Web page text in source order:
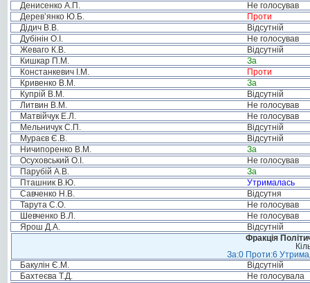
Денисенко А.П.
Не голосував
Дерев’янко Ю.Б.
Проти
Дідич В.В.
Відсутній
Дубінін О.І.
Не голосував
Жеваго К.В.
Відсутній
Кишкар П.М.
За
Констанкевич І.М.
Проти
Кривенко В.М.
За
Купрій В.М.
Відсутній
Литвин В.М.
Не голосував
Матвійчук Е.Л.
Не голосував
Мельничук С.П.
Відсутній
Мураєв Є.В.
Відсутній
Ничипоренко В.М.
За
Осуховський О.І.
Не голосував
Парубій А.В.
За
Пташник В.Ю.
Утрималась
Савченко Н.В.
Відсутня
Тарута С.О.
Не голосував
Шевченко В.Л.
Не голосував
Ярош Д.А.
Відсутній
Фракція
За:0 Проти:6
Бакулін Є.М.
Відсутній
Бахтеєва Т.Д.
Не голосувала